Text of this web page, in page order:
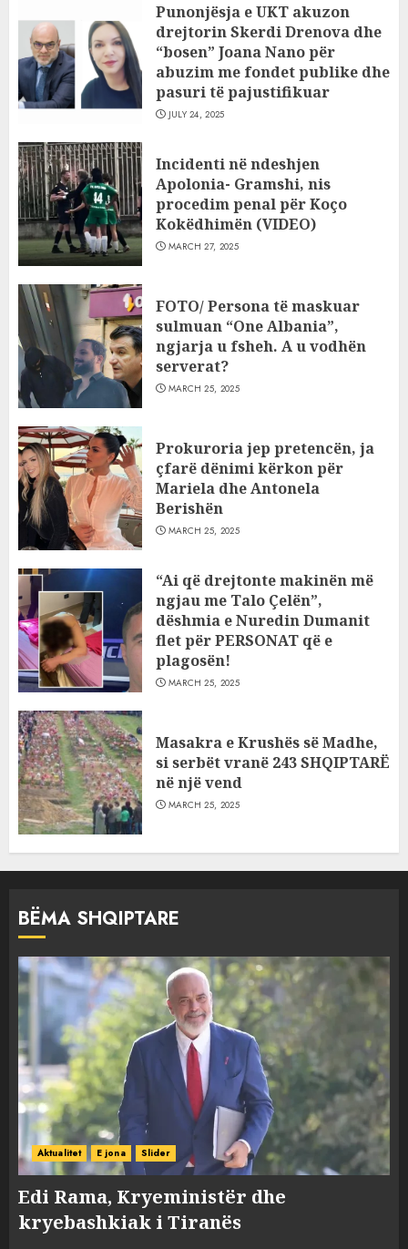
Punonjësja e UKT akuzon
drejtorin Skerdi Drenova dhe
“bosen” Joana Nano për
abuzim me fondet publike dhe
pasuri të pajustifikuar
JULY 24, 2025
Incidenti në ndeshjen
Apolonia- Gramshi, nis
procedim penal për Koço
Kokëdhimën (VIDEO)
MARCH 27, 2025
FOTO/ Persona të maskuar
sulmuan “One Albania”,
ngjarja u fsheh. A u vodhën
serverat?
MARCH 25, 2025
Prokuroria jep pretencën, ja
çfarë dënimi kërkon për
Mariela dhe Antonela
Berishën
MARCH 25, 2025
“Ai që drejtonte makinën më
ngjau me Talo Çelën”,
dëshmia e Nuredin Dumanit
flet për PERSONAT që e
plagosën!
MARCH 25, 2025
Masakra e Krushës së Madhe,
si serbët vranë 243 SHQIPTARË
në një vend
MARCH 25, 2025
BËMA SHQIPTARE
Aktualitet E jona Slider
Edi Rama, Kryeministër dhe
kryebashkiak i Tiranës